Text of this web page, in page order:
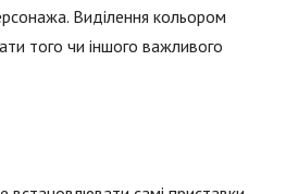
Виділення кольором
того чи іншого важливого